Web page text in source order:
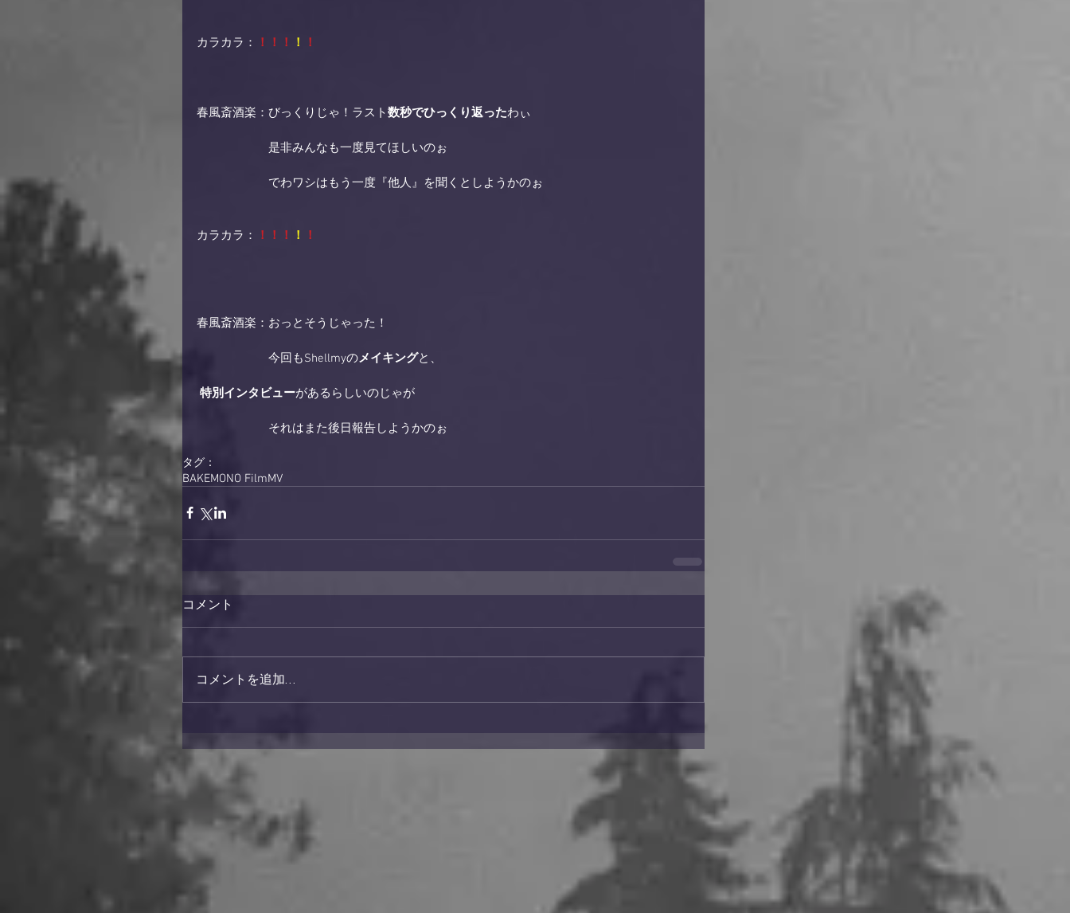
カラカラ： ！！！ ！ ！
春風斎酒楽：びっくりじゃ！ラスト数秒でひっくり返ったわぃ
是非みんなも一度見てほしいのぉ
でわワシはもう一度『他人』を聞くとしようかのぉ
カラカラ： ！！！ ！ ！
春風斎酒楽：おっとそうじゃった！
今回もShellmyのメイキングと、
特別インタビューがあるらしいのじゃが
それはまた後日報告しようかのぉ
タグ：
BAKEMONO FilmMV
コメント
コメントを追加…